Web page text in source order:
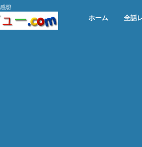
想
ホーム 全話